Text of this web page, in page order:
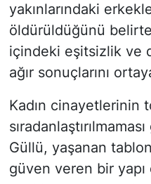
yakınlarındaki
öldürüldüğünü
içindeki eşitsizlik ve
ağır sonuçlarını
Kadın cinayetlerinin
Güllü, yaşanan
güven veren bir yapı